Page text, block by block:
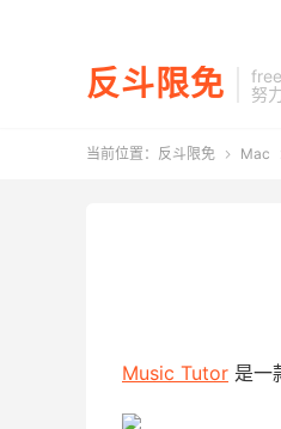
反斗限免
努
当前位置： 反斗限免  Mac
Music Tutor 是一